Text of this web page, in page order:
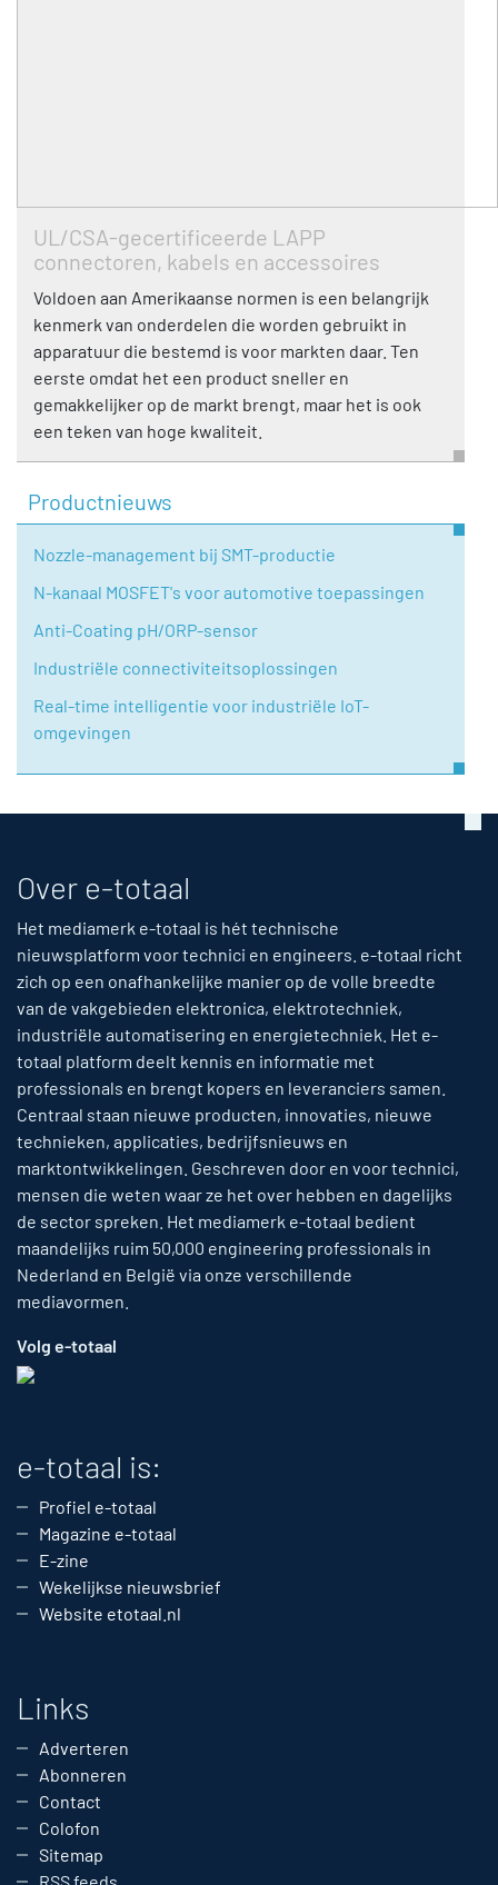
UL/CSA-gecertificeerde LAPP
connectoren, kabels en accessoires
Voldoen aan Amerikaanse normen is een belangrijk
kenmerk van onderdelen die worden gebruikt in
apparatuur die bestemd is voor markten daar. Ten
eerste omdat het een product sneller en
gemakkelijker op de markt brengt, maar het is ook
een teken van hoge kwaliteit.
Productnieuws
Nozzle-management bij SMT-productie
N-kanaal MOSFET's voor automotive toepassingen
Anti-Coating pH/ORP-sensor
Industriële connectiviteitsoplossingen
Real-time intelligentie voor industriële IoT-
omgevingen
Over e-totaal
Het mediamerk e-totaal is hét technische
nieuwsplatform voor technici en engineers. e-totaal richt
zich op een onafhankelijke manier op de volle breedte
van de vakgebieden elektronica, elektrotechniek,
industriële automatisering en energietechniek. Het e-
totaal platform deelt kennis en informatie met
professionals en brengt kopers en leveranciers samen.
Centraal staan nieuwe producten, innovaties, nieuwe
technieken, applicaties, bedrijfsnieuws en
marktontwikkelingen. Geschreven door en voor technici,
mensen die weten waar ze het over hebben en dagelijks
de sector spreken. Het mediamerk e-totaal bedient
maandelijks ruim 50,000 engineering professionals in
Nederland en België via onze verschillende
mediavormen.
Volg e-totaal
e-totaal is:
Profiel e-totaal
Magazine e-totaal
E-zine
Wekelijkse nieuwsbrief
Website etotaal.nl
Links
Adverteren
Abonneren
Contact
Colofon
Sitemap